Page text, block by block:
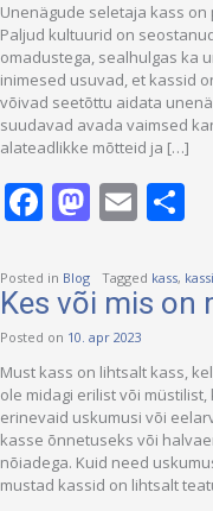
Unenägude seletaja kass
Paljud kultuurid on
omadustega, sealhulgas ka
inimesed usuvad, et kassid
võivad seetõttu aidata
suudavad avada vaimsed
alateadlikke mõtteid ja […]
Facebook
Email
Posted in Blog Tagged kass,
Kes või mis on
Posted on 10. apr 2023
Must kass on lihtsalt kass,
ole midagi erilist või
erinevaid uskumusi või
kasse õnnetuseks või
nõiadega. Kuid need
mustad kassid on lihtsalt